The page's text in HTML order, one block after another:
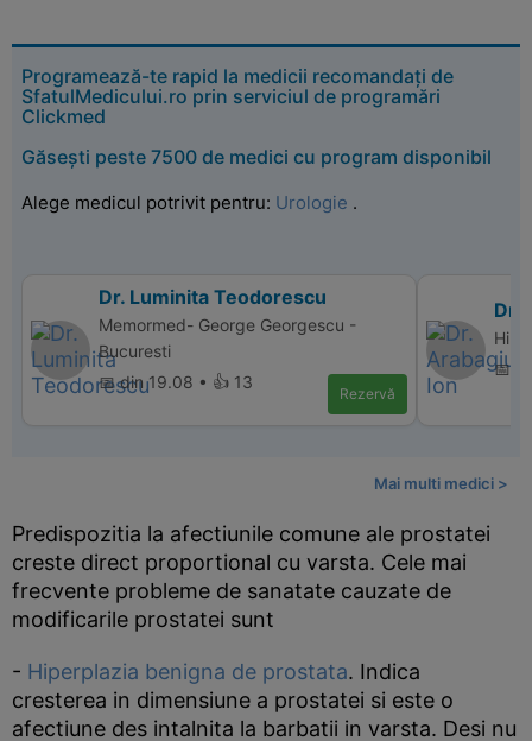
Programează-te rapid la medicii recomandați de
SfatulMedicului.ro prin serviciul de programări
Clickmed
Găsești peste 7500 de medici cu program disponibil
Alege medicul potrivit pentru: Urologie .
Dr. Luminita Teodorescu
Memormed- George Georgescu -
Bucuresti
📅 din 19.08 • 👍 13
Rezervă
Dr.
📅
Mai multi medici >
Predispozitia la afectiunile comune ale prostatei
creste direct proportional cu varsta. Cele mai
frecvente probleme de sanatate cauzate de
modificarile prostatei sunt
- Hiperplazia benigna de prostata. Indica
cresterea in dimensiune a prostatei si este o
afectiune des intalnita la barbatii in varsta. Desi nu